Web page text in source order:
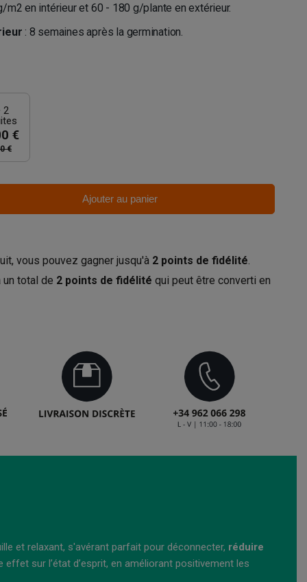
m2 en intérieur et 60 - 180 g/plante en extérieur.
: 8 semaines après la germination.
2
€
€
Ajouter au panier
vous pouvez gagner jusqu'à 2 points de fidélité.
un total de 2 points de fidélité qui peut être converti en
et relaxant, s'avérant parfait pour déconnecter, réduire
sur l’état d’esprit, en améliorant positivement les